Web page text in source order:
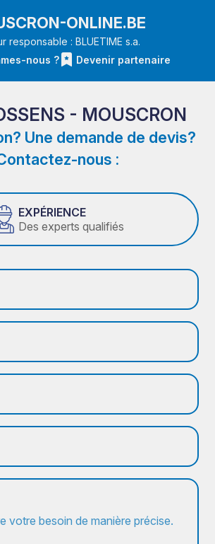
ONLINE.BE
responsable : BLUETIME s.a.
nous ?
Devenir partenaire
- MOUSCRON
Une demande de devis?
nous :
EXPÉRIENCE
Des experts qualifiés